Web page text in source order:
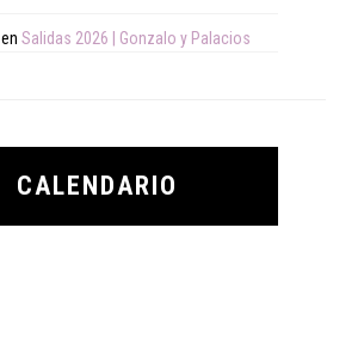
en Salidas 2026 | Gonzalo y Palacios
CALENDARIO